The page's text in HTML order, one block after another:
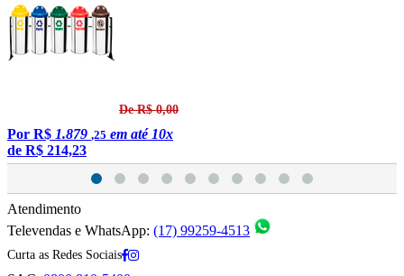
De R$ 0,00
Por R$ 1.879 ,25 em até 10x
de R$ 214,23
Atendimento
Televendas e WhatsApp: (17) 99259-4513
Curta as Redes Sociais